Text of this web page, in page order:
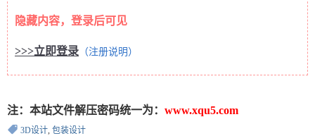
隐藏内容，登录后可见
>>>立即登录 （注册说明）
注：本站文件解压密码统一为： www.xqu5.com
3D设计, 包装设计